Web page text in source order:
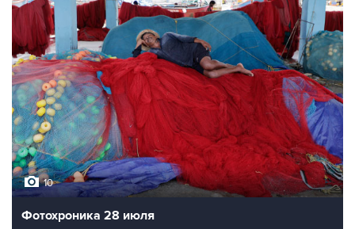
10
Фотохроника 28 июля